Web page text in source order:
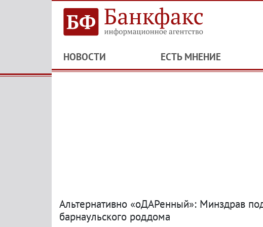
НОВОСТИ ЕСТЬ МНЕНИЕ
Альтернативно «оДАРенный»: Минздрав
барнаульского роддома